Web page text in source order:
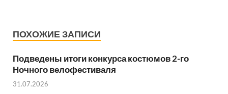
ПОХОЖИЕ ЗАПИСИ
Подведены итоги конкурса костюмов 2-го
Ночного велофестиваля
31.07.2026